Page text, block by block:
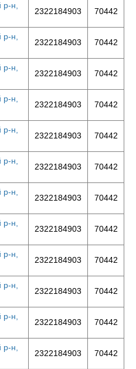
р-н,
2322184903 70442
р-н,
2322184903 70442
р-н,
2322184903 70442
р-н,
2322184903 70442
р-н,
2322184903 70442
р-н,
2322184903 70442
р-н,
2322184903 70442
р-н,
2322184903 70442
р-н,
2322184903 70442
р-н,
2322184903 70442
р-н,
2322184903 70442
р-н,
2322184903 70442